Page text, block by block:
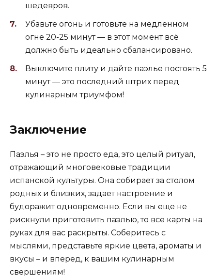
шедевров.
Убавьте огонь и готовьте на медленном
огне 20-25 минут — в этот момент всё
должно быть идеально сбалансировано.
Выключите плиту и дайте паэлье постоять 5
минут — это последний штрих перед
кулинарным триумфом!
Заключение
Паэлья – это не просто еда, это целый ритуал,
отражающий многовековые традиции
испанской культуры. Она собирает за столом
родных и близких, задает настроение и
будоражит одновременно. Если вы еще не
рискнули приготовить паэлью, то все карты на
руках для вас раскрыты. Соберитесь с
мыслями, представьте яркие цвета, ароматы и
вкусы – и вперед, к вашим кулинарным
свершениям!